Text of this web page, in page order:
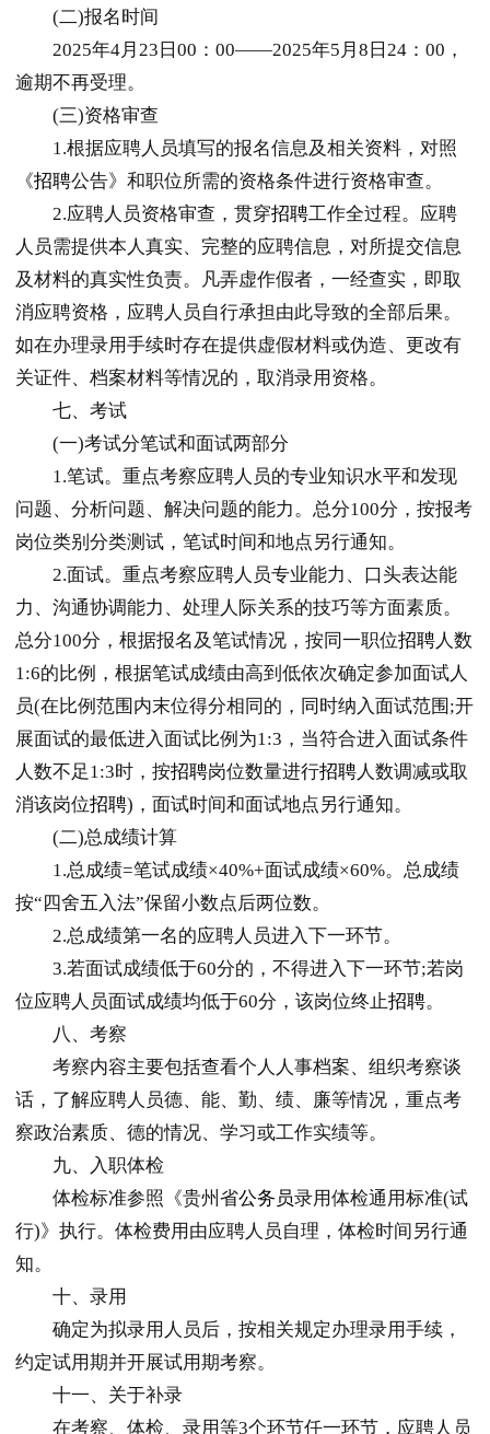
(二)报名时间
2025年4月23日00：00——2025年5月8日24：00，
逾期不再受理。
(三)资格审查
1.根据应聘人员填写的报名信息及相关资料，对照
《招聘公告》和职位所需的资格条件进行资格审查。
2.应聘人员资格审查，贯穿招聘工作全过程。应聘
人员需提供本人真实、完整的应聘信息，对所提交信息
及材料的真实性负责。凡弄虚作假者，一经查实，即取
消应聘资格，应聘人员自行承担由此导致的全部后果。
如在办理录用手续时存在提供虚假材料或伪造、更改有
关证件、档案材料等情况的，取消录用资格。
七、考试
(一)考试分笔试和面试两部分
1.笔试。重点考察应聘人员的专业知识水平和发现
问题、分析问题、解决问题的能力。总分100分，按报考
岗位类别分类测试，笔试时间和地点另行通知。
2.面试。重点考察应聘人员专业能力、口头表达能
力、沟通协调能力、处理人际关系的技巧等方面素质。
总分100分，根据报名及笔试情况，按同一职位招聘人数
1:6的比例，根据笔试成绩由高到低依次确定参加面试人
员(在比例范围内末位得分相同的，同时纳入面试范围;开
展面试的最低进入面试比例为1:3，当符合进入面试条件
人数不足1:3时，按招聘岗位数量进行招聘人数调减或取
消该岗位招聘)，面试时间和面试地点另行通知。
(二)总成绩计算
1.总成绩=笔试成绩×40%+面试成绩×60%。总成绩
按“四舍五入法”保留小数点后两位数。
2.总成绩第一名的应聘人员进入下一环节。
3.若面试成绩低于60分的，不得进入下一环节;若岗
位应聘人员面试成绩均低于60分，该岗位终止招聘。
八、考察
考察内容主要包括查看个人人事档案、组织考察谈
话，了解应聘人员德、能、勤、绩、廉等情况，重点考
察政治素质、德的情况、学习或工作实绩等。
九、入职体检
体检标准参照《贵州省公务员录用体检通用标准(试
行)》执行。体检费用由应聘人员自理，体检时间另行通
知。
十、录用
确定为拟录用人员后，按相关规定办理录用手续，
约定试用期并开展试用期考察。
十一、关于补录
在考察、体检、录用等3个环节任一环节，应聘人员